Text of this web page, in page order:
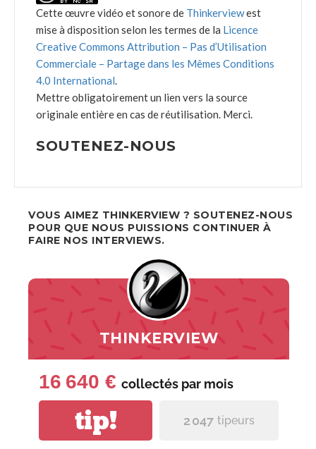
Cette œuvre vidéo et sonore de Thinkerviewest
mise à disposition selon les termes de la Licence
Creative Commons Attribution – Pas d’Utilisation
Commerciale – Partage dans les Mêmes Conditions
4.0 International.
Mettre obligatoirement un lien vers la source
originale entière en cas de réutilisation. Merci.
SOUTENEZ-NOUS
VOUS AIMEZ THINKERVIEW ? SOUTENEZ-NOUS
POUR QUE NOUS PUISSIONS CONTINUER À
FAIRE NOS INTERVIEWS.
THINKERVIEW
16 640 € collectés par mois
tip! 2 047 tipeurs